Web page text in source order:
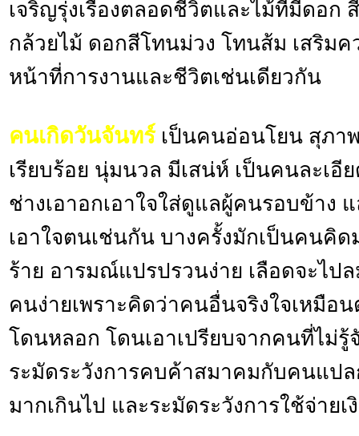
เจริญรุ่งเรืองตลอดชีวิตและไม้ที่มีดอก
กล้วยไม้ ดอกสีโทนม่วง โทนส้ม เสริมค
หน้าที่การงานและชีวิตเช่นเดียวกัน
คนเกิดวันจันทร์ เป็นคนอ่อนโยน สุภา
เรียบร้อย นุ่มนวล มีเสน่ห์ เป็นคนละเ
ช่างเอาอกเอาใจใส่ดูแลผู้คนรอบข้าง
เอาใจตนเช่นกัน บางครั้งมักเป็นคนคิด
ร้าย อารมณ์แปรปรวนง่าย เลือดจะไป
คนง่ายเพราะคิดว่าคนอื่นจริงใจเหมือน
โดนหลอก โดนเอาเปรียบจากคนที่ไม่รู้
ระมัดระวังการคบค้าสมาคมกับคนแป
มากเกินไป และระมัดระวังการใช้จ่ายเ